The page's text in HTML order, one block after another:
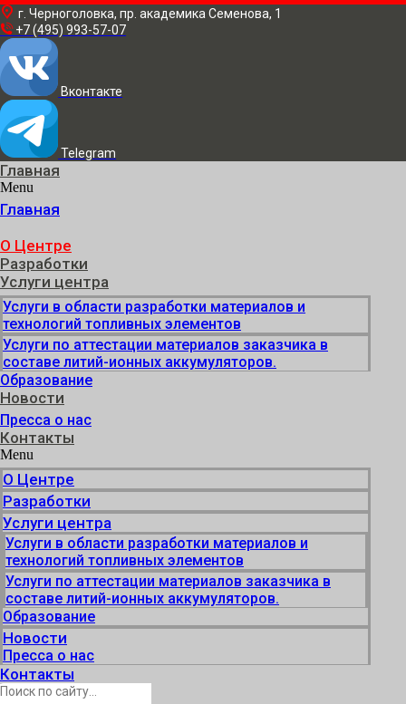
г. Черноголовка, пр. академика Семенова, 1
+7 (495) 993-57-07
Вконтакте
Telegram
Главная
Menu
Главная
О Центре
Разработки
Услуги центра
Услуги в области разработки материалов и
технологий топливных элементов
Услуги по аттестации материалов заказчика в
составе литий-ионных аккумуляторов.
Образование
Новости
Пресса о нас
Контакты
Menu
О Центре
Разработки
Услуги центра
Услуги в области разработки материалов и
технологий топливных элементов
Услуги по аттестации материалов заказчика в
составе литий-ионных аккумуляторов.
Образование
Новости
Пресса о нас
Контакты